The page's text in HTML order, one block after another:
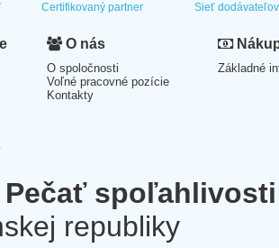
Certifikovaný partner Sieť dodávateľov
O nás
O spoločnosti
Voľné pracovné pozície
Kontakty
Základné
Pečať spoľahlivosti
republiky